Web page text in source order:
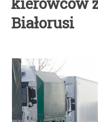
Białorusi